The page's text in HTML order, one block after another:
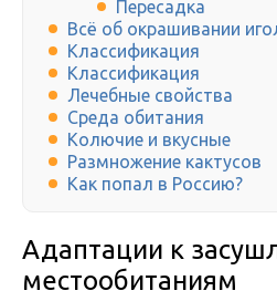
Пересадка
Всё об окрашивании
Классификация
Классификация
Лечебные свойства
Среда обитания
Колючие и вкусные
Размножение кактусов
Как попал в Россию?
Адаптации к
местообитаниям